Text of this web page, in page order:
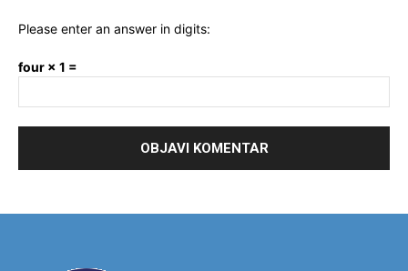
Please enter an answer in digits:
four × 1 =